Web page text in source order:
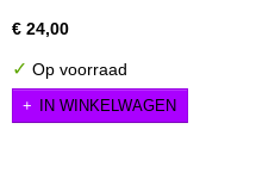
€ 24,00
✓ Op voorraad
IN WINKELWAGEN